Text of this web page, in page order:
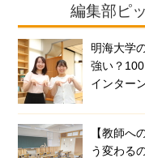
編集部ピ
明海大学
強い？
インター
【教師へ
う変わる